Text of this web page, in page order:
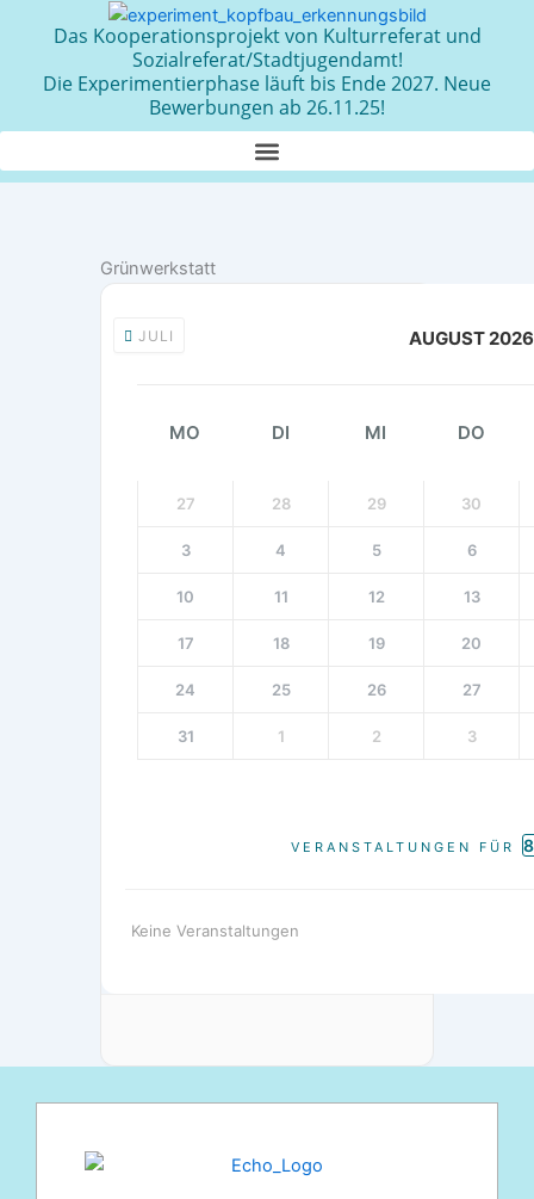
Das Kooperationsprojekt von Kulturreferat und
Sozialreferat/Stadtjugendamt!
Die Experimentierphase läuft bis Ende 2027. Neue
Bewerbungen ab 26.11.25!
Grünwerkstatt
JULI AUGUST 2026
MO DI MI DO
27 28 29 30
3 4 5 6
10 11 12 13
17 18 19 20
24 25 26 27
31 1 2 3
VERANSTALTUNGEN FÜR
Keine Veranstaltungen